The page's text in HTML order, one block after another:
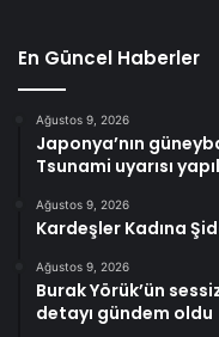
En Güncel Haberler
Ağustos 9, 2026
Japonya’nın
Tsunami uyarısı
Ağustos 9, 2026
Kardeşler Kadına
Ağustos 9, 2026
Burak Yörük’ün
detayı gündem oldu